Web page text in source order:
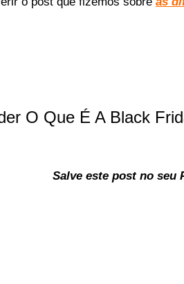
O Que É A Black
Salve este post no seu